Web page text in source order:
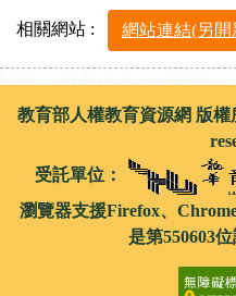
相關網站 : 網站連結(另開
教育部人權教育資源網 版
受託單位：
瀏覽器支援Firefox、
是第550603